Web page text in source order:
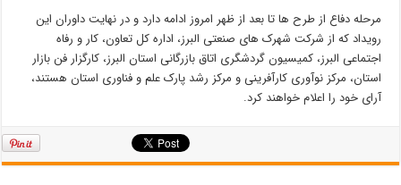
مرحله دفاع از طرح ها تا بعد از ظهر امروز ادامه دارد و در نهایت داوران این
رویداد که از شرکت شهرک های صنعتی البرز، اداره کل تعاون، کار و رفاه
اجتماعی البرز، کمیسیون گردشگری اتاق بازرگانی استان البرز، کارگزار فن بازار
استان، مرکز نوآوری کارآفرینی و مرکز رشد پارک علم و فناوری استان هستند،
آرای خود را اعلام خواهند کرد.